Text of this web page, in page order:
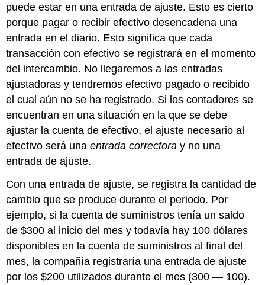
puede estar en una entrada de ajuste. Esto es cierto
porque pagar o recibir efectivo desencadena una
entrada en el diario. Esto significa que cada
transacción con efectivo se registrará en el momento
del intercambio. No llegaremos a las entradas
ajustadoras y tendremos efectivo pagado o recibido
el cual aún no se ha registrado. Si los contadores se
encuentran en una situación en la que se debe
ajustar la cuenta de efectivo, el ajuste necesario al
efectivo será unaentrada correctora y no una
entrada de ajuste.
Con una entrada de ajuste, se registra la cantidad de
cambio que se produce durante el periodo. Por
ejemplo, si la cuenta de suministros tenía un saldo
de $300 al inicio del mes y todavía hay 100 dólares
disponibles en la cuenta de suministros al final del
mes, la compañía registraría una entrada de ajuste
por los $200 utilizados durante el mes (300 — 100).